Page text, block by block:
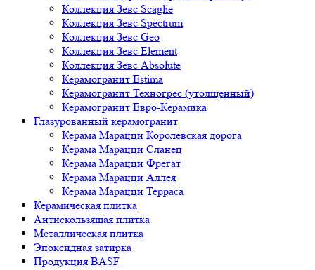
Коллекция Зевс Scaglie
Коллекция Зевс Spectrum
Коллекция Зевс Geo
Коллекция Зевс Element
Коллекция Зевс Absolute
Керамогранит Estima
Керамогранит Техногрес (утолщенный)
Керамогранит Евро-Керамика
Глазурованный керамогранит
Керама Марацци Королевская дорога
Керама Марацци Сланец
Керама Марацци Фрегат
Керама Марацци Аллея
Керама Марацци Терраса
Керамическая плитка
Антискользящая плитка
Металлическая плитка
Эпоксидная затирка
Продукция BASF